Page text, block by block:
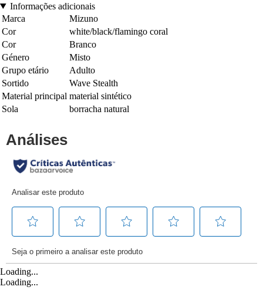
Informações adicionais
Marca
Mizuno
Cor
white/black/flamingo coral
Cor
Branco
Género
Misto
Grupo etário
Adulto
Sortido
Wave Stealth
Material principal material sintético
Sola
borracha natural
Loading...
Loading...